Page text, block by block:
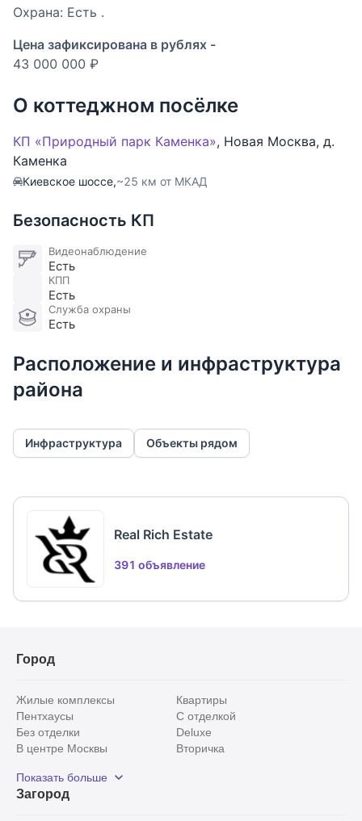
Охрана: Есть .
Цена зафиксирована в рублях -
43 000 000 ₽
О коттеджном посёлке
КП «Природный парк Каменка», Новая Москва, д.
Каменка
Киевское шоссе,~25 км от МКАД
Безопасность КП
Видеонаблюдение
Есть
КПП
Есть
Служба охраны
Есть
Расположение и инфраструктура
района
Инфраструктура Объекты рядом
Real Rich Estate
391 объявление
Город
Жилые комплексы
Квартиры
Пентхаусы
С отделкой
Без отделки
Deluxe
В центре Москвы
Вторичка
Рядом с парком
С панорамными окнами
Показать больше
Загород